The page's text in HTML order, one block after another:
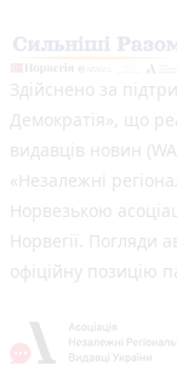
Здійснено за
Демократія», що
видавців новин
«Незалежні
Норвезькою
Норвегії. Погляди
офіційну позицію